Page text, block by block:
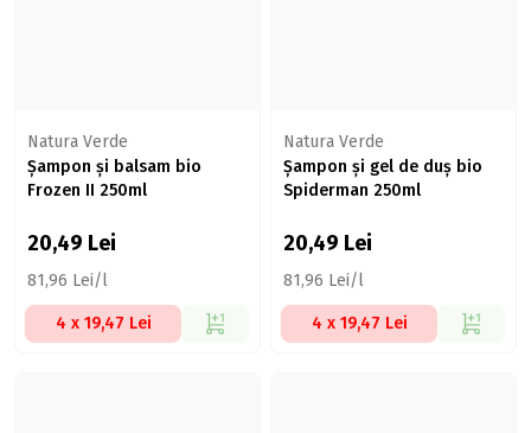
Natura Verde
Șampon și balsam bio
Frozen II 250ml
20,49 Lei
81,96 Lei/l
4 x 19,47 Lei
Natura Verde
Șampon și gel de duș bio
Spiderman 250ml
20,49 Lei
81,96 Lei/l
4 x 19,47 Lei